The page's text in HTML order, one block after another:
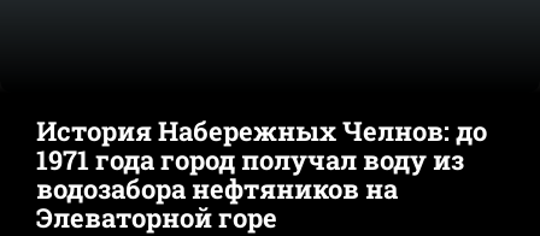
История Набережных Челнов: до
1971 года город получал воду из
водозабора нефтяников на
Элеваторной горе